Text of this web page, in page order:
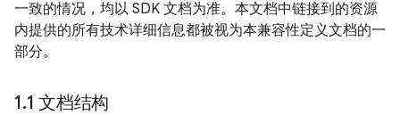
一致的情况，均以 SDK 文档为准。本文档中链接到的资源
内提供的所有技术详细信息都被视为本兼容性定义文档的一
部分。
1.1 文档结构